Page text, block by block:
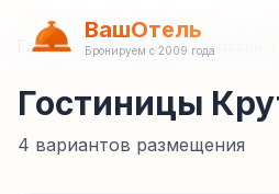
ВашОтель
Бронируем с 2009 года
Главная / Гостиницы / Россия
Гостиницы
4 вариантов размещения